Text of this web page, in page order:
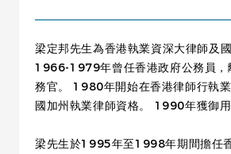
梁定邦先生為香港執業資深大律師及
1966-1979年曾任香港政府公務員，
務官。 1980年開始在香港律師行執
國加州執業律師資格。 1990年獲御用
梁先生於1995年至1998年期間擔任